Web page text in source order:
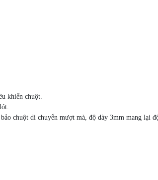
khiển chuột.
chuột di chuyển mượt mà, độ dày 3mm mang lại